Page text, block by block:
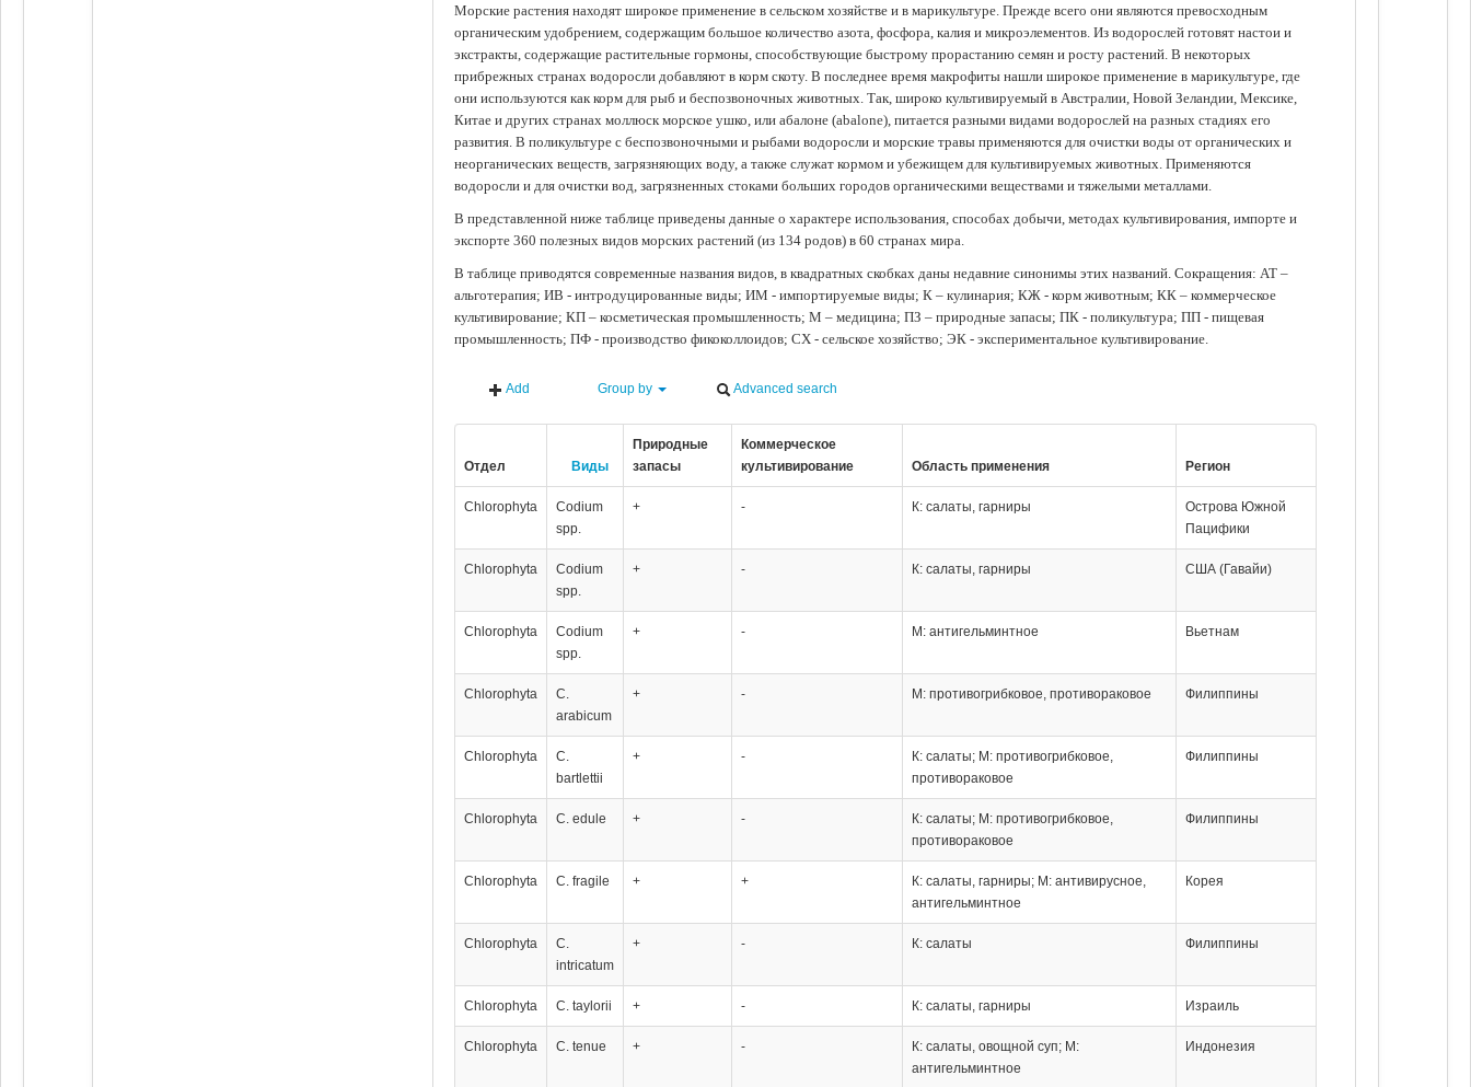
Морские растения находят широкое применение в сельском хозяйстве и в марикультуре. Прежде всего они являются превосходным
органическим удобрением, содержащим большое количество азота, фосфора, калия и микроэлементов. Из водорослей готовят настои и
экстракты, содержащие растительные гормоны, способствующие быстрому прорастанию семян и росту растений. В некоторых
прибрежных странах водоросли добавляют в корм скоту. В последнее время макрофиты нашли широкое применение в марикультуре, где
они используются как корм для рыб и беспозвоночных животных. Так, широко культивируемый в Австралии, Новой Зеландии, Мексике,
Китае и других странах моллюск морское ушко, или абалоне (abalone), питается разными видами водорослей на разных стадиях его
развития. В поликультуре с беспозвоночными и рыбами водоросли и морские травы применяются для очистки воды от органических и
неорганических веществ, загрязняющих воду, а также служат кормом и убежищем для культивируемых животных. Применяются
водоросли и для очистки вод, загрязненных стоками больших городов органическими веществами и тяжелыми металлами.
В представленной ниже таблице приведены данные о характере использования, способах добычи, методах культивирования, импорте и
экспорте 360 полезных видов морских растений (из 134 родов) в 60 странах мира.
В таблице приводятся современные названия видов, в квадратных скобках даны недавние синонимы этих названий. Сокращения: АТ –
альготерапия; ИВ - интродуцированные виды; ИМ - импортируемые виды; К – кулинария; КЖ - корм животным; КК – коммерческое
культивирование; КП – косметическая промышленность; М – медицина; ПЗ – природные запасы; ПК - поликультура; ПП - пищевая
промышленность; ПФ - производство фикоколлоидов; СХ - сельское хозяйство; ЭК - экспериментальное культивирование.
Add Group by Advanced search
Отдел Виды
Природные
запасы
Коммерческое
культивирование
Область применения Регион
Chlorophyta
Codium
spp.
+ - К: салаты, гарниры
Острова Южной
Пацифики
Chlorophyta
Codium
spp.
+ - К: салаты, гарниры США (Гавайи)
Chlorophyta
Codium
spp.
+ - М: антигельминтное Вьетнам
Chlorophyta
C.
arabicum
+ - М: противогрибковое, противораковое Филиппины
Chlorophyta
C.
bartlettii
+ -
К: салаты; М: противогрибковое,
противораковое
Филиппины
Chlorophyta C. edule + -
К: салаты; М: противогрибковое,
противораковое
Филиппины
Chlorophyta C. fragile + +
К: салаты, гарниры; М: антивирусное,
антигельминтное
Корея
Chlorophyta
C.
intricatum
+ - К: салаты Филиппины
Chlorophyta C. taylorii + - К: салаты, гарниры Израиль
Chlorophyta C. tenue + -
К: салаты, овощной суп; М:
антигельминтное
Индонезия